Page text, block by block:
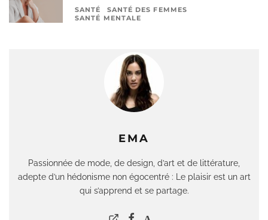
EMA
Passionnée de mode, de design, d’art et de littérature,
adepte d’un hédonisme non égocentré : Le plaisir est un art
qui s’apprend et se partage.
SANTÉ
SANTÉ DES FEMMES
SANTÉ MENTALE